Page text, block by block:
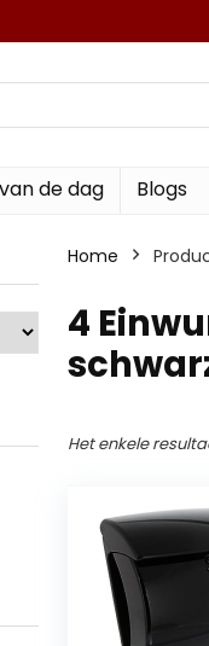
de dag Blogs
Home
‎4
Het enkele